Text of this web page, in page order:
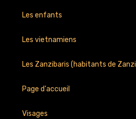
Les enfants
Les vietnamiens
Les Zanzibaris (habitants de
Page d'accueil
Visages